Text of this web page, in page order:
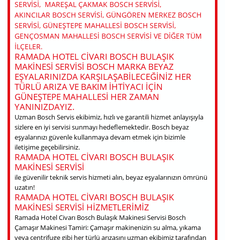
SERVISI, MAREŞAL ÇAKMAK BOSCH SERVISI,
AKINCILAR BOSCH SERVISI, GÜNGÖREN MERKEZ BOSCH
SERVISI, GÜNEŞTEPE MAHALLESI BOSCH SERVISI,
GENÇOSMAN MAHALLESI BOSCH SERVISI VE DIĞER TÜM
ILÇELER.
RAMADA HOTEL CIVARI BOSCH BULAŞIK
MAKINESI SERVISI BOSCH MARKA BEYAZ
EŞYALARINIZDA KARŞILAŞABILECEĞINIZ HER
TÜRLÜ ARIZA VE BAKIM IHTIYACI IÇIN
GÜNEŞTEPE MAHALLESI HER ZAMAN
YANINIZDAYIZ.
Uzman Bosch Servis ekibimiz, hızlı ve garantili hizmet anlayışıyla
sizlere en iyi servisi sunmayı hedeflemektedir. Bosch beyaz
eşyalarınızı güvenle kullanmaya devam etmek için bizimle
iletişime geçebilirsiniz.
RAMADA HOTEL CIVARI BOSCH BULAŞIK
MAKINESI SERVISI
ile güvenilir teknik servis hizmeti alın, beyaz eşyalarınızın ömrünü
uzatın!
RAMADA HOTEL CIVARI BOSCH BULAŞIK
MAKINESI SERVISI HIZMETLERIMIZ
Ramada Hotel Civarı Bosch Bulaşık Makinesi Servisi Bosch
Çamaşır Makinesi Tamiri: Çamaşır makinenizin su alma, yıkama
veya centrifuge gibi her türlü arızasını uzman ekibimiz tarafından